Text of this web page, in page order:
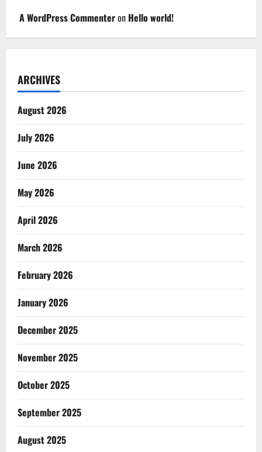
A WordPress Commenteron Hello world!
ARCHIVES
August 2026
July 2026
June 2026
May 2026
April 2026
March 2026
February 2026
January 2026
December 2025
November 2025
October 2025
September 2025
August 2025